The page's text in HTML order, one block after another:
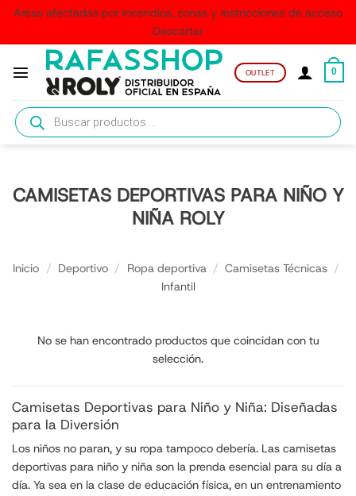
Áreas afectadas por incendios, zonas y restricciones de acceso
Descartar
contenido
OUTLET 0
Búsqueda
de
productos
CAMISETAS DEPORTIVAS PARA NIÑO Y
NIÑA ROLY
Inicio / Deportivo / Ropa deportiva / Camisetas Técnicas /
Infantil
No se han encontrado productos que coincidan con tu
selección.
Camisetas Deportivas para Niño y Niña: Diseñadas
para la Diversión
Los niños no paran, y su ropa tampoco debería. Las camisetas
deportivas para niño y niña son la prenda esencial para su día a
día. Ya sea en la clase de educación física, en un entrenamiento